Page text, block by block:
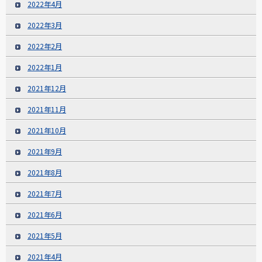
2022年4月
2022年3月
2022年2月
2022年1月
2021年12月
2021年11月
2021年10月
2021年9月
2021年8月
2021年7月
2021年6月
2021年5月
2021年4月